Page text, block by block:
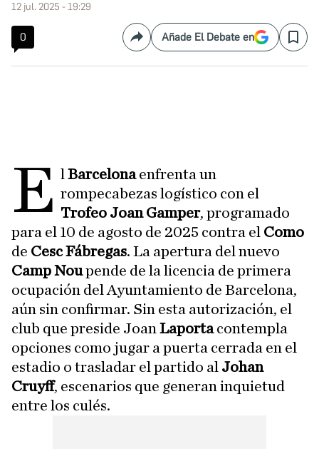
12 jul. 2025 - 19:29
0 CompartirAñade El Debate en Save
E lBarcelonaenfrenta un
rompecabezas logístico con el
Trofeo Joan Gamper, programado
para el 10 de agosto de 2025 contra el Como
de Cesc Fábregas. La apertura del nuevo
Camp Noupende de la licencia de primera
ocupación del Ayuntamiento de Barcelona,
aún sin confirmar. Sin esta autorización, el
club que preside Joan Laportacontempla
opciones como jugar a puerta cerrada en el
estadio o trasladar el partido al Johan
Cruyff, escenarios que generan inquietud
entre los culés.